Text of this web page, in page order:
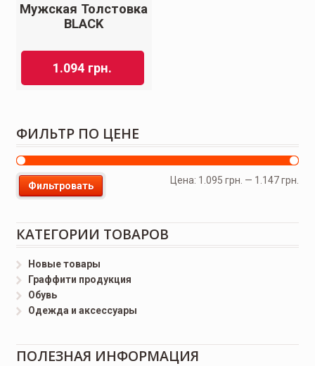
Мужская Толстовка
BLACK
1.094 грн.
ФИЛЬТР ПО ЦЕНЕ
Фильтровать
Цена: 1.095 грн. — 1.147 грн.
КАТЕГОРИИ ТОВАРОВ
Новые товары
Граффити продукция
Обувь
Одежда и аксессуары
ПОЛЕЗНАЯ ИНФОРМАЦИЯ